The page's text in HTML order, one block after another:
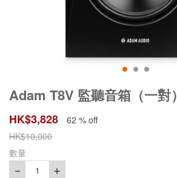
Adam T8V 監聽音箱（一對）
HK$3,828 62 % off
HK$10,000
數量
－ 1 ＋